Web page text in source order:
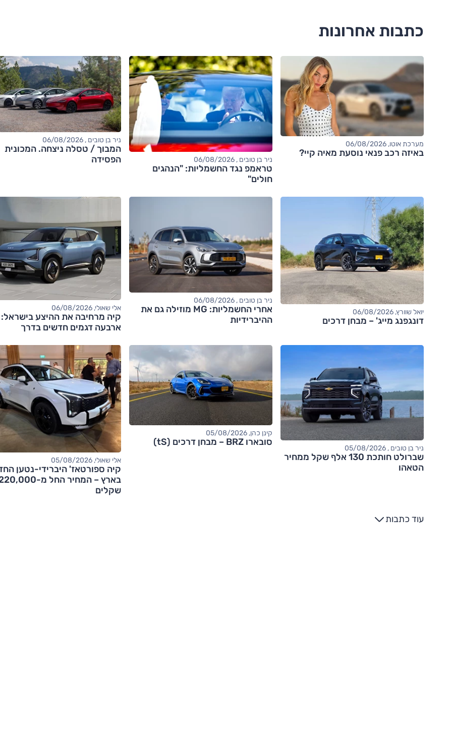
כתבות אחרונות
מערכת אוטו, 06/08/2026
באיזה רכב פנאי נוסעת מאיה קיי?
ניר בן טובים , 06/08/2026
טראמפ נגד החשמליות: "הנהגים
חולים"
ניר בן טובים , 06/08/2026
המבוך / טסלה ניצחה. המכונית
הפסידה
יואל שוורץ, 06/08/2026
דונגפנג מייג' – מבחן דרכים
ניר בן טובים , 06/08/2026
אחרי החשמליות: MG מוזילה גם את
ההיברידיות
אלי שאולי, 06/08/2026
קיה מרחיבה את ההיצע בישראל:
ארבעה דגמים חדשים בדרך
ניר בן טובים , 05/08/2026
שברולט חותכת 130 אלף שקל ממחיר
הטאהו
קינן כהן, 05/08/2026
סובארו BRZ – מבחן דרכים (tS)
אלי שאולי, 05/08/2026
קיה ספורטאז' היברידי-נטען
בארץ – המחיר החל מ-
שקלים
עוד כתבות